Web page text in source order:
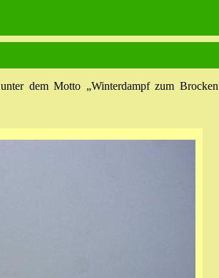
unter dem Motto „Winterdampf zum